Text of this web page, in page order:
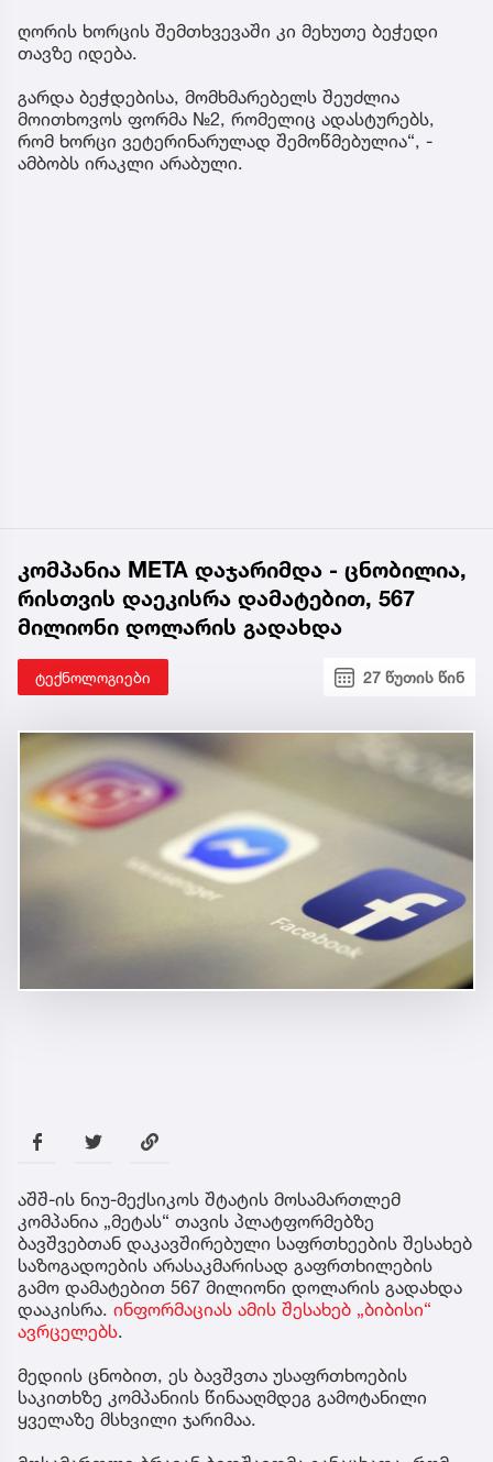
ღორის ხორცის შემთხვევაში კი მეხუთე ბეჭედი
თავზე იდება.
გარდა ბეჭდებისა, მომხმარებელს შეუძლია
მოითხოვოს ფორმა №2, რომელიც ადასტურებს,
რომ ხორცი ვეტერინარულად შემოწმებულია“, -
ამბობს ირაკლი არაბული.
კომპანია META დაჯარიმდა - ცნობილია,
რისთვის დაეკისრა დამატებით, 567
მილიონი დოლარის გადახდა
ტექნოლოგიები 27 წუთის წინ
აშშ-ის ნიუ-მექსიკოს შტატის მოსამართლემ
კომპანია „მეტას“ თავის პლატფორმებზე
ბავშვებთან დაკავშირებული საფრთხეების შესახებ
საზოგადოების არასაკმარისად გაფრთხილების
გამო დამატებით 567 მილიონი დოლარის გადახდა
დააკისრა. ინფორმაციას ამის შესახებ „ბიბისი“
ავრცელებს.
მედიის ცნობით, ეს ბავშვთა უსაფრთხოების
საკითხზე კომპანიის წინააღმდეგ გამოტანილი
ყველაზე მსხვილი ჯარიმაა.